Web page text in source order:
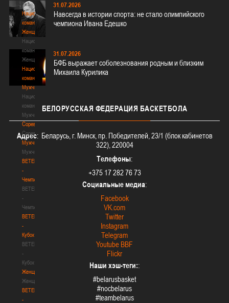
3х3
Национальная
команда.
Женщины
Национальная
команда.
Женщины
Национальная
команда.
Мужчины
Национальная
команда.
Мужчины
Соревнования
Соревнования
Мужчины
Мужчины
BETERA
-
Чемпионат
BETERA
-
Чемпионат
BETERA
-
Кубок
BETERA
-
Кубок
Женщины
Женщины
BETERA
-
31.07.2026
Навсегда в истории спорта: не стало олимпийского
чемпиона Ивана Едешко
31.07.2026
БФБ выражает соболезнования родным и близким
Михаила Курилика
БЕЛОРУССКАЯ ФЕДЕРАЦИЯ БАСКЕТБОЛА
Адрес: Беларусь, г. Минск, пр. Победителей, 23/1 (блок кабинетов
322), 220004
Телефоны:
+375 17 282 76 73
Социальные медиа:
Facebook
VK.com
Twitter
Instagram
Telegram
Youtube BBF
Flickr
Наши хэш-теги::
#belarusbasket
#nocbelarus
#teambelarus